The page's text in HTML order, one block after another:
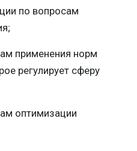
по вопросам
применения норм
регулирует сферу
оптимизации